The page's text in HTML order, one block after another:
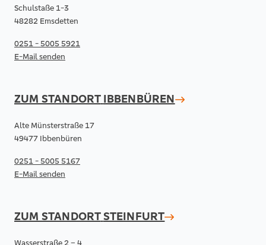
Schulstaße 1-3
48282 Emsdetten
0251 - 5005 5921
E-Mail senden
ZUM STANDORT IBBENBÜREN
Alte Münsterstraße 17
49477 Ibbenbüren
0251 - 5005 5167
E-Mail senden
ZUM STANDORTSTEINFURT
Wasserstraße 2 – 4